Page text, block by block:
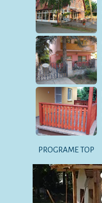
PROGRAME TOP